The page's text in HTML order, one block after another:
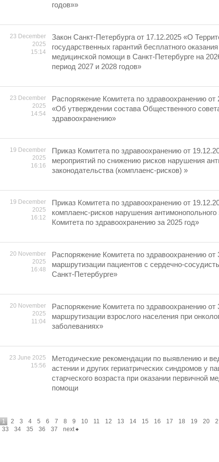
годов»»
23 December
2025
15:14
Закон Санкт-Петербурга от 17.12.2025 «О
государственных гарантий бесплатного
медицинской помощи в Санкт-Петербурге на
период 2027 и 2028 годов»
23 December
2025
14:54
Распоряжение Комитета по здравоохранению
«Об утверждении состава Общественного
здравоохранению»
19 December
2025
16:16
Приказ Комитета по здравоохранению от
мероприятий по снижению рисков нарушения
законодательства (комплаенс-рисков) »
19 December
2025
16:12
Приказ Комитета по здравоохранению от
комплаенс-рисков нарушения антимонопольного
Комитета по здравоохранению за 2025 год»
20 November
2025
16:48
Распоряжение Комитета по здравоохранению
маршрутизации пациентов с сердечно-
Санкт-Петербурге»
20 November
2025
11:04
Распоряжение Комитета по здравоохранению
маршрутизации взрослого населения при
заболеваниях»
23 June 2025
15:56
Методические рекомендации по выявлению и
астении и других гериатрических синдромов у
старческого возраста при оказании первичной
помощи
1 2 3 4 5 6 7 8 9 10 11 12 13 14 15 16 17 18 19 20
33
34 35 36 37 next